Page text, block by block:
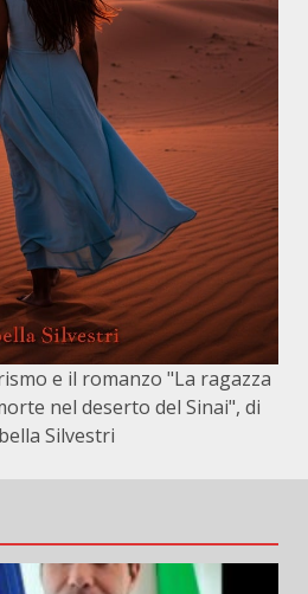
e il romanzo "La ragazza
nel deserto del Sinai", di
Silvestri